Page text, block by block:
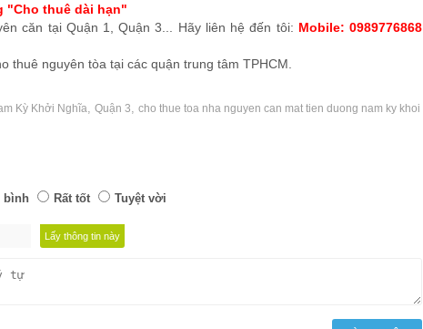
"Cho thuê dài hạn"
căn tại Quận 1, Quận 3... Hãy liên hệ đến tôi: Mobile: 0989776868
thuê nguyên tòa tại các quận trung tâm TPHCM.
Kỳ Khởi Nghĩa Quận 3
cho thue toa nha nguyen can mat tien duong nam ky khoi
bình Rất tốt Tuyệt vời